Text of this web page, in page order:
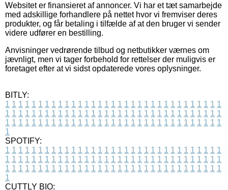
Websitet er finansieret af annoncer. Vi har et tæt samarbejde
med adskillige forhandlere på nettet hvor vi fremviser deres
produkter, og får betaling i tilfælde af at den bruger vi sender
videre udfører en bestilling.
Anvisninger vedrørende tilbud og netbutikker værnes om
jævnligt, men vi tager forbehold for rettelser der muligvis er
foretaget efter at vi sidst opdaterede vores oplysninger.
BITLY:
1 1 1 1 1 1 1 1 1 1 1 1 1 1 1 1 1 1 1 1 1 1 1 1 1 1 1 1 1 1 1 1 1
1 1 1 1 1 1 1 1 1 1 1 1 1 1 1 1 1 1 1 1 1 1 1 1 1 1 1 1 1 1 1 1 1
1 1 1 1 1 1 1 1 1 1 1 1 1 1 1 1 1 1 1 1 1 1 1 1 1 1 1 1 1 1 1 1 1
1
SPOTIFY:
1 1 1 1 1 1 1 1 1 1 1 1 1 1 1 1 1 1 1 1 1 1 1 1 1 1 1 1 1 1 1 1 1
1 1 1 1 1 1 1 1 1 1 1 1 1 1 1 1 1 1 1 1 1 1 1 1 1 1 1 1 1 1 1 1 1
1 1 1 1 1 1 1 1 1 1 1 1 1 1 1 1 1 1 1 1 1 1 1 1 1 1 1 1 1 1 1 1 1
1
CUTTLY BIO: